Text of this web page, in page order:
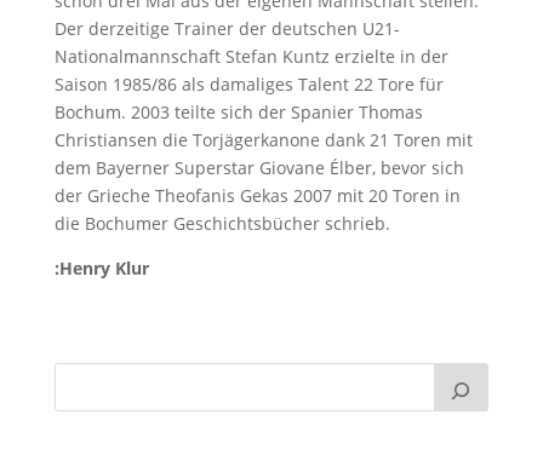
Der derzeitige Trainer der deutschen U21-
Nationalmannschaft Stefan Kuntz erzielte in der
Saison 1985/86 als damaliges Talent 22 Tore für
Bochum. 2003 teilte sich der Spanier Thomas
Christiansen die Torjägerkanone dank 21 Toren mit
dem Bayerner Superstar Giovane Élber, bevor sich
der Grieche Theofanis Gekas 2007 mit 20 Toren in
die Bochumer Geschichtsbücher schrieb.
:Henry Klur